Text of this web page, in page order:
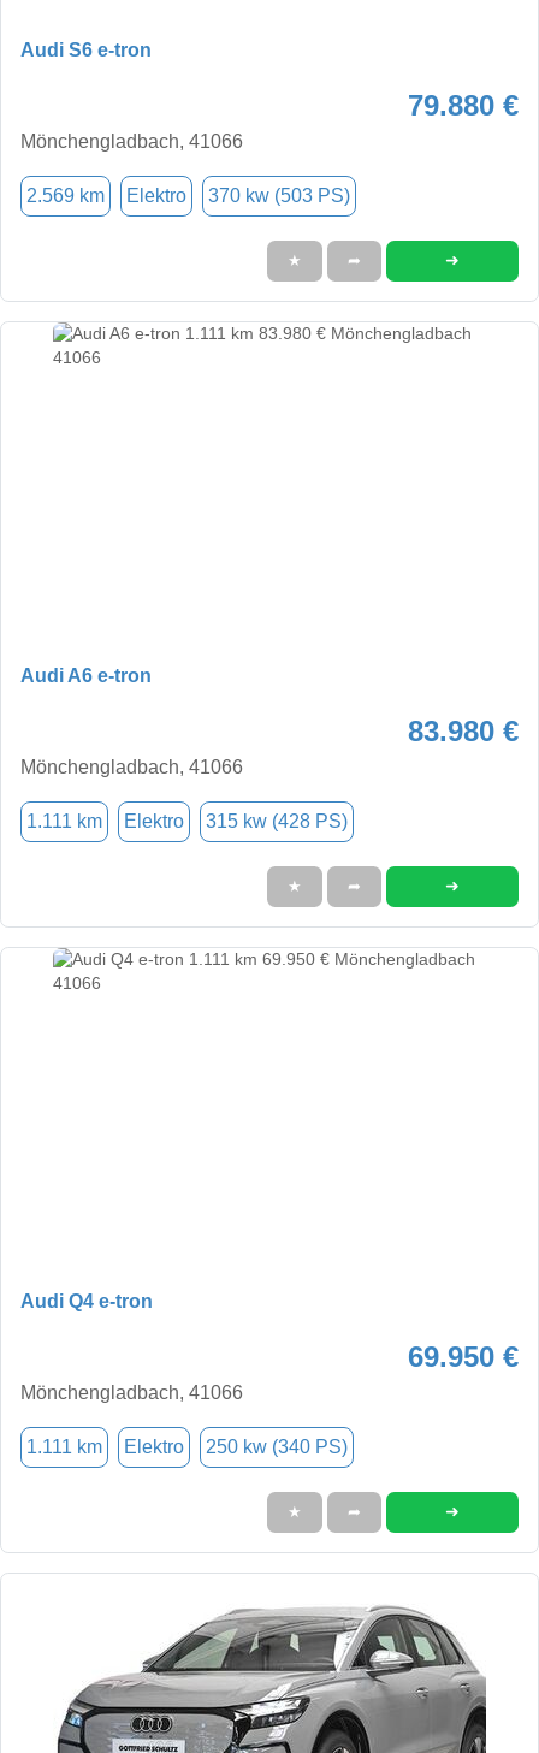
Audi S6 e-tron
79.880 €
Mönchengladbach, 41066
2.569 km Elektro 370 kw (503 PS)
★ ➦ ➜
Audi A6 e-tron
83.980 €
Mönchengladbach, 41066
1.111 km Elektro 315 kw (428 PS)
★ ➦ ➜
Audi Q4 e-tron
69.950 €
Mönchengladbach, 41066
1.111 km Elektro 250 kw (340 PS)
★ ➦ ➜